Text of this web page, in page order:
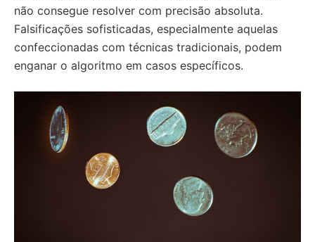
não consegue resolver com precisão absoluta.
Falsificações sofisticadas, especialmente aquelas
confeccionadas com técnicas tradicionais, podem
enganar o algoritmo em casos específicos.